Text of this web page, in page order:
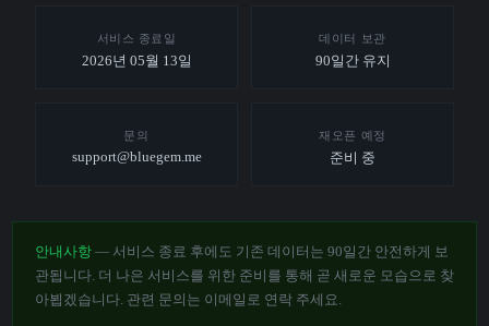
서비스 종료일
2026년 05월 13일
데이터 보관
90일간 유지
문의
support@bluegem.me
재오픈 예정
준비 중
안내사항 — 서비스 종료 후에도 기존 데이터는 90일간 안전하게 보
관됩니다. 더 나은 서비스를 위한 준비를 통해 곧 새로운 모습으로 찾
아뵙겠습니다. 관련 문의는 이메일로 연락 주세요.